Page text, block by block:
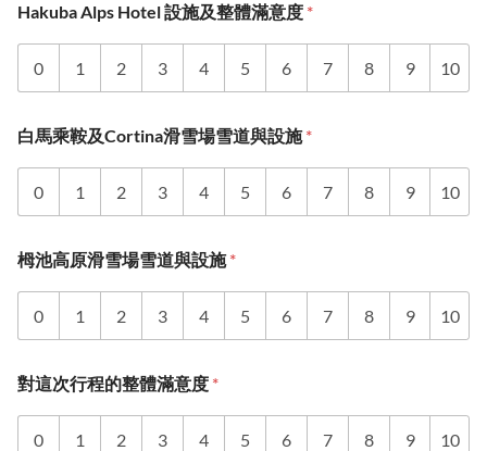
Hakuba Alps Hotel 設施及整體滿意度 *
0 1 2 3 4 5 6 7 8 9 10
白馬乘鞍及Cortina滑雪場雪道與設施*
0 1 2 3 4 5 6 7 8 9 10
栂池高原滑雪場雪道與設施*
0 1 2 3 4 5 6 7 8 9 10
對這次行程的整體滿意度 *
0 1 2 3 4 5 6 7 8 9 10